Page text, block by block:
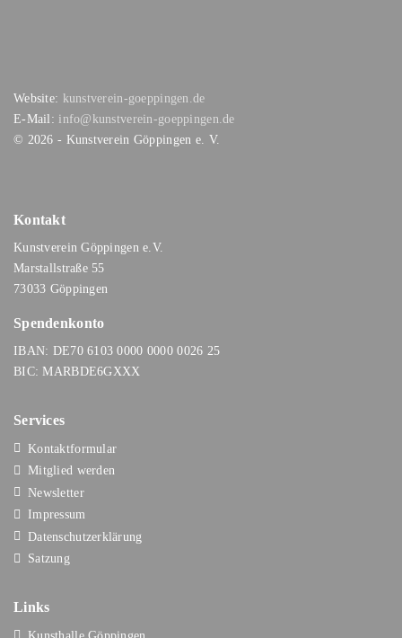
Website: kunstverein-goeppingen.de
E-Mail: info@kunstverein-goeppingen.de
© 2026 - Kunstverein Göppingen e. V.
Kontakt
Kunstverein Göppingen e.V.
Marstallstraße 55
73033 Göppingen
Spendenkonto
IBAN: DE70 6103 0000 0000 0026 25
BIC: MARBDE6GXXX
Services
Kontaktformular
Mitglied werden
Newsletter
Impressum
Datenschutzerklärung
Satzung
Links